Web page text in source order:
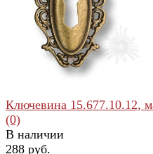
избранное сравнить
Ключевина 15.677.10.12,
(0)
В наличии
288 руб.